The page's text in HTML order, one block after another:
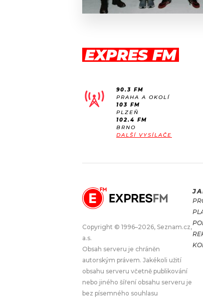
EXPRES FM
90.3 FM
PRAHA A OKOLÍ
103 FM
PLZEŇ
102.4 FM
BRNO
DALŠÍ VYSÍLAČE
Copyright © 1996–2026, Seznam.cz,
a.s.
Obsah serveru je chráněn
autorským právem. Jakékoli užití
obsahu serveru včetně publikování
nebo jiného šíření obsahu serveru je
bez písemného souhlasu